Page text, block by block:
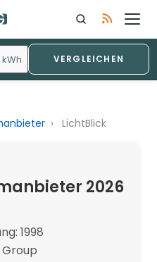
kWh VERGLEICHEN
› LichtBlick
2026
1998
Group